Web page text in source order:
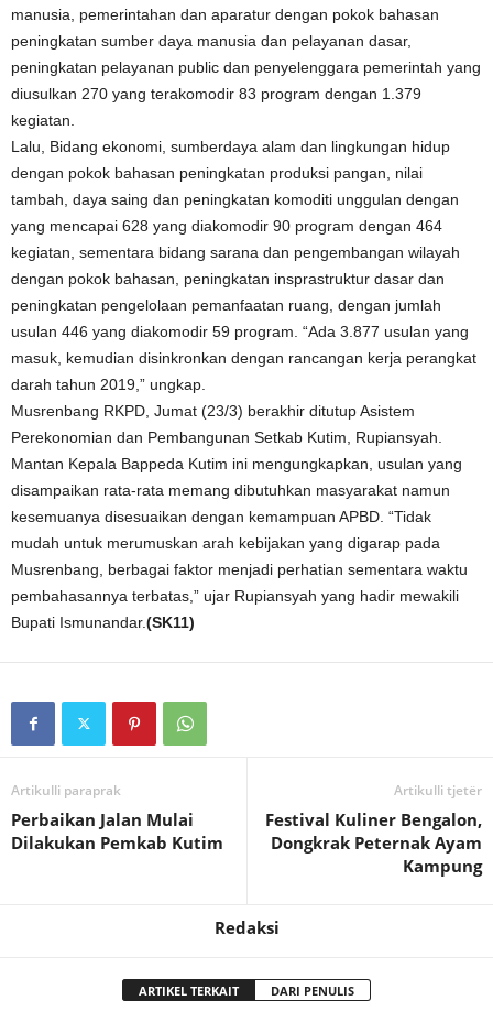
manusia, pemerintahan dan aparatur dengan pokok bahasan
peningkatan sumber daya manusia dan pelayanan dasar,
peningkatan pelayanan public dan penyelenggara pemerintah yang
diusulkan 270 yang terakomodir 83 program dengan 1.379
kegiatan.
Lalu, Bidang ekonomi, sumberdaya alam dan lingkungan hidup
dengan pokok bahasan peningkatan produksi pangan, nilai
tambah, daya saing dan peningkatan komoditi unggulan dengan
yang mencapai 628 yang diakomodir 90 program dengan 464
kegiatan, sementara bidang sarana dan pengembangan wilayah
dengan pokok bahasan, peningkatan insprastruktur dasar dan
peningkatan pengelolaan pemanfaatan ruang, dengan jumlah
usulan 446 yang diakomodir 59 program. “Ada 3.877 usulan yang
masuk, kemudian disinkronkan dengan rancangan kerja perangkat
darah tahun 2019,” ungkap.
Musrenbang RKPD, Jumat (23/3) berakhir ditutup Asistem
Perekonomian dan Pembangunan Setkab Kutim, Rupiansyah.
Mantan Kepala Bappeda Kutim ini mengungkapkan, usulan yang
disampaikan rata-rata memang dibutuhkan masyarakat namun
kesemuanya disesuaikan dengan kemampuan APBD. “Tidak
mudah untuk merumuskan arah kebijakan yang digarap pada
Musrenbang, berbagai faktor menjadi perhatian sementara waktu
pembahasannya terbatas,” ujar Rupiansyah yang hadir mewakili
Bupati Ismunandar.(SK11)
Artikulli paraprak
Perbaikan Jalan Mulai
Dilakukan Pemkab Kutim
Artikulli tjetër
Festival Kuliner Bengalon,
Dongkrak Peternak Ayam
Kampung
Redaksi
ARTIKEL TERKAIT DARI PENULIS